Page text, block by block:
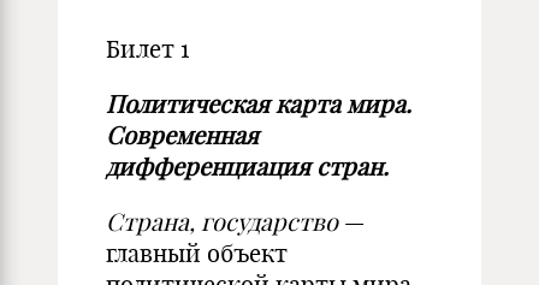
Билет 1
Политическая карта мира.
Современная
дифференциация стран.
Страна, государство—
главный объект